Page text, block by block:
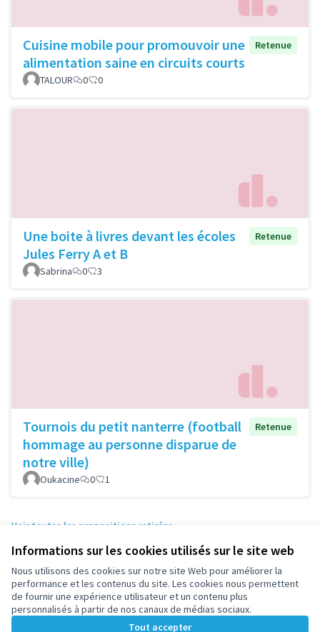
Informations sur les cookies utilisés sur le site web
Nous utilisons des cookies sur notre site Web pour améliorer la
performance et les contenus du site. Les cookies nous permettent
de fournir une expérience utilisateur et un contenu plus
personnalisés à partir de nos canaux de médias sociaux.
Tout accepter
Cuisine mobile pour promouvoir une
alimentation saine en circuits courts
Retenue
TALOUR 0 0
Une boite à livres devant les écoles
Jules Ferry A et B
Retenue
Sabrina 0 3
Tournois du petit nanterre (football
hommage au personne disparue de
notre ville)
Retenue
Oukacine 0 1
Voir toutes les propositions retirées
Conditions d'utilisation
Paramètres des cookies
participez.nanterre.fr sur X
(Lien externe)
participez.nanterre.fr sur Facebook
participez.nanterre.fr sur Instagram
participez.nanterre.fr sur YouTube
(Lien externe)
participez.nanterre.fr sur GitHub
(Lien externe)